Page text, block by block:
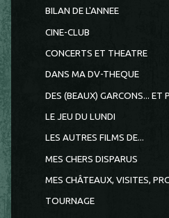
BILAN DE L'ANNEE
CINE-CLUB
CONCERTS ET THEATRE
DANS MA DV-THEQUE
DES (BEAUX) GARCONS... ET
LE JEU DU LUNDI
LES AUTRES FILMS DE...
MES CHERS DISPARUS
MES CHÂTEAUX, VISITES,
TOURNAGE